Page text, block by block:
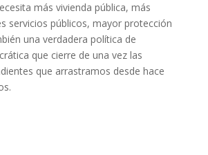
más vivienda pública, más
servicios públicos, mayor protección
una verdadera política de
que cierre de una vez las
que arrastramos desde hace